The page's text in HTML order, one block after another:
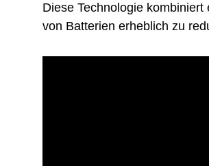
Diese Technologie
von Batterien erheblich zu